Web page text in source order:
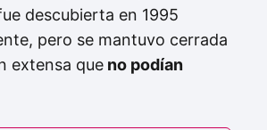
descubierta en 1995
pero se mantuvo cerrada
extensa que no podían